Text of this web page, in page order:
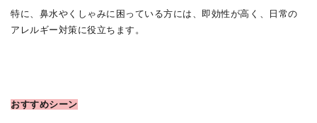
特に、鼻水やくしゃみに困っている方には、即効性が高く、日常の
アレルギー対策に役立ちます。
おすすめシーン